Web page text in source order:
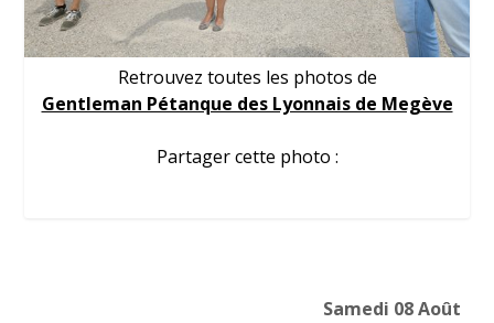
Retrouvez toutes les photos de
Gentleman Pétanque des Lyonnais de Megève
Partager cette photo :
Samedi 08 Août